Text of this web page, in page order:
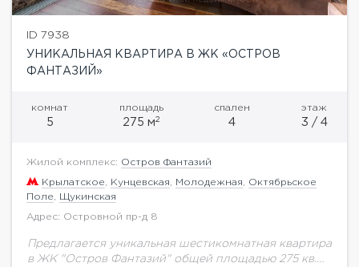
ID 7938
УНИКАЛЬНАЯ КВАРТИРА В ЖК «ОСТРОВ
ФАНТАЗИЙ»
комнат
5
площадь
275 м2
спален
4
этаж
3 / 4
Жилой комплекс: Остров Фантазий
Крылатское Кунцевская Молодежная
Октябрьское
Поле
Щукинская
Адрес: Островной пр-д 8
Предлагается уникальная шестикомнатная квартира
в ЖК "Остров Фантазий" общей площадью 275 кв.м